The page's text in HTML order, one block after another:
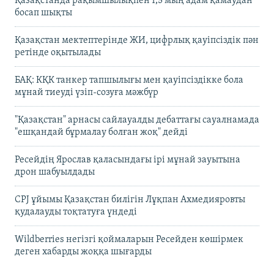
босап шықты
Қазақстан мектептерінде ЖИ, цифрлық қауіпсіздік пән
ретінде оқытылады
БАҚ: КҚК танкер тапшылығы мен қауіпсіздікке бола
мұнай тиеуді үзіп-созуға мәжбүр
"Қазақстан" арнасы сайлауалды дебаттағы сауалнамада
"ешқандай бұрмалау болған жоқ" дейді
Ресейдің Ярослав қаласындағы ірі мұнай зауытына
дрон шабуылдады
CPJ ұйымы Қазақстан билігін Лұқпан Ахмедияровты
қудалауды тоқтатуға үндеді
Wildberries негізгі қоймаларын Ресейден көшірмек
деген хабарды жоққа шығарды